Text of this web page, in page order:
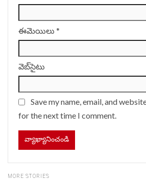
ఈమెయిలు *
వెబ్‌సైటు
Save my name, email, and
for the next time I comment.
MORE STORIES